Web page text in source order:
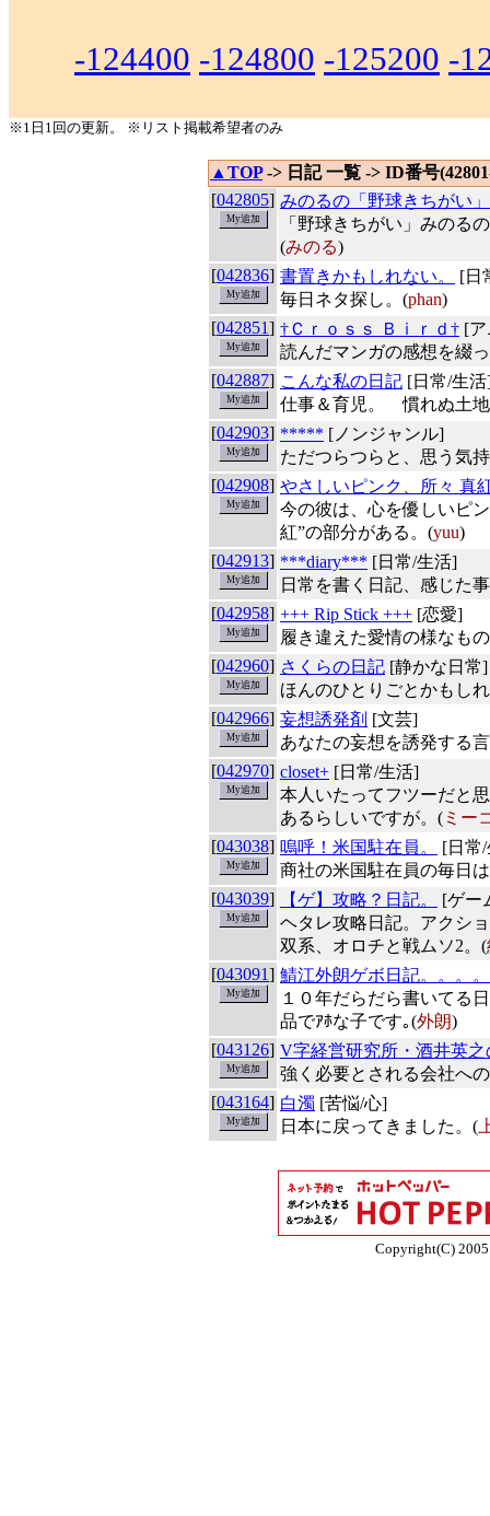
-124400 -124800 -125200 -
※1日1回の更新。 ※リスト掲載希望者のみ
▲TOP-> 日記 一覧 -> ID番号
[042805] みのるの「野球きちがい
「野球きちがい」みのる
(みのる)
[042836] 書置きかもしれない。
[日
毎日ネタ探し。(phan)
[042851] †Ｃｒｏｓｓ Ｂｉｒｄ† [
読んだマンガの感想を綴
[042887] こんな私の日記 [日常/生
仕事＆育児。 慣れぬ土
[042903] ***** [ノンジャンル]
ただつらつらと、思う気
[042908] やさしいピンク、所々 真
今の彼は、心を優しいピ
紅”の部分がある。(yuu)
[042913] ***diary*** [日常/生活]
日常を書く日記、感じた
[042958] +++ Rip Stick +++ [恋愛]
履き違えた愛情の様なも
[042960] さくらの日記 [静かな日常]
ほんのひとりごとかもし
[042966] 妄想誘発剤 [文芸]
あなたの妄想を誘発する
[042970] closet+ [日常/生活]
本人いたってフツーだと
あるらしいですが。( ミー
[043038] 嗚呼！米国駐在員。
[日常
商社の米国駐在員の毎日
[043039] 【ゲ】攻略？日記。
[ゲー
ヘタレ攻略日記。アクシ
双系、オロチと戦ムソ2。(
[043091] 鯖江外朗ゲボ日記。。。。
１０年だらだら書いてる
品でｱﾎな子です｡(外朗)
[043126] V字経営研究所・酒井英之
強く必要とされる会社へ
[043164] 白濁 [苦悩/心]
日本に戻ってきました。(
Copyright(C)